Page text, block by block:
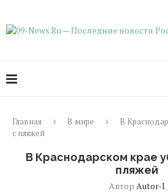
Главная В мире
В
с пляжей
В Краснодарском крае
пляжей
Автор Autor-I